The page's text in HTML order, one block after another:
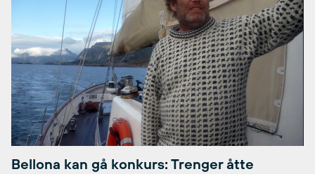
Bellona kan gå konkurs: Trenger åtte